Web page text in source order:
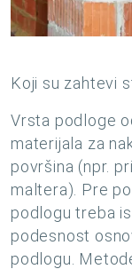
Koji su zahtevi
Vrsta podloge
materijala za
površina (npr.
maltera). Pre
podlogu treba
podesnost
podlogu.